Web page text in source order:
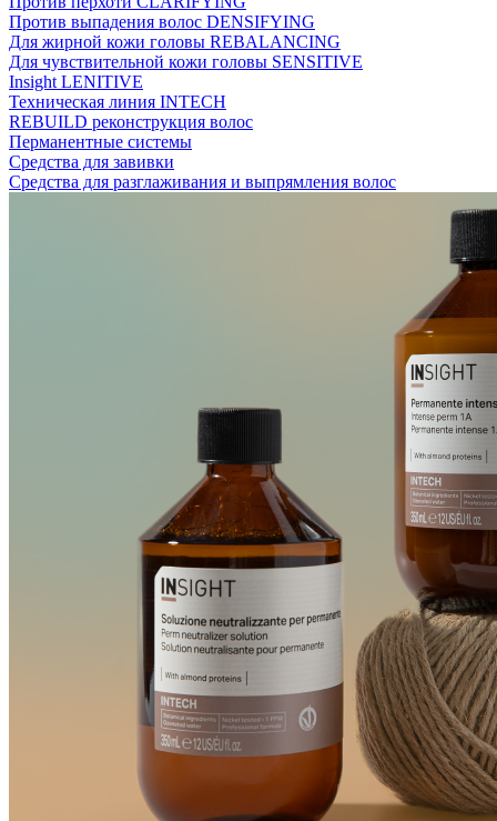
Против выпадения волос DENSIFYING
Для жирной кожи головы REBALANCING
Для чувствительной кожи головы SENSITIVE
Insight LENITIVE
Техническая линия INTECH
REBUILD реконструкция волос
Перманентные системы
Средства для завивки
Средства для разглаживания и выпрямления волос